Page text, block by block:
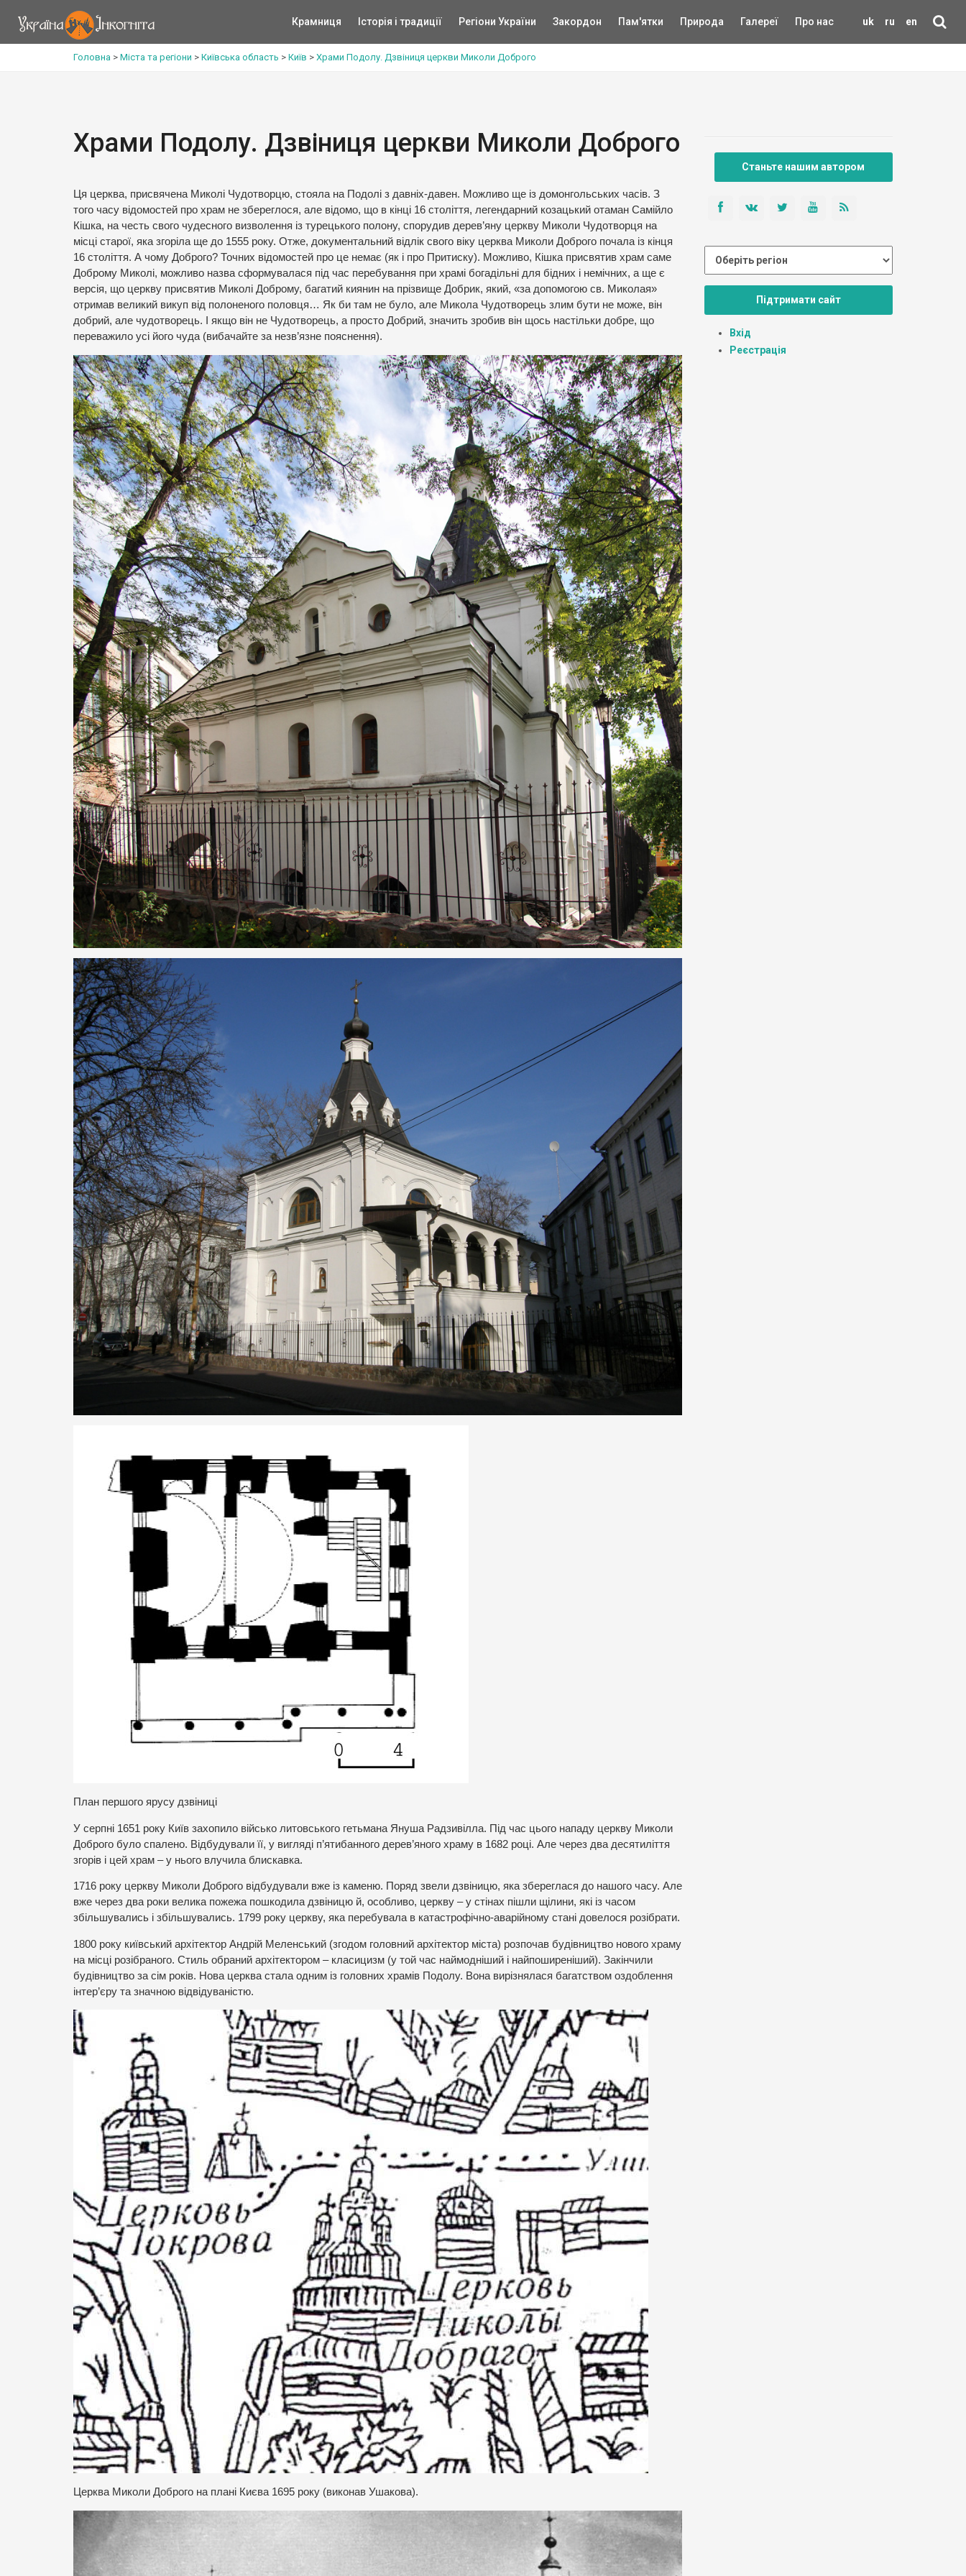
uk ru en
Крамниця Історія і традиції Регіони України Закордон Пам'ятки Природа Галереї Про нас
Головна > Міста та регіони > Київська область > Київ > Храми Подолу. Дзвіниця церкви Миколи Доброго
Храми Подолу. Дзвіниця церкви Миколи Доброго
Ця церква, присвячена Миколі Чудотворцю, стояла на Подолі з давніх-давен. Можливо ще із домонгольських часів. З
того часу відомостей про храм не збереглося, але відомо, що в кінці 16 століття, легендарний козацький отаман Самійло
Кішка, на честь свого чудесного визволення із турецького полону, спорудив дерев’яну церкву Миколи Чудотворця на
місці старої, яка згоріла ще до 1555 року. Отже, документальний відлік свого віку церква Миколи Доброго почала із кінця
16 століття. А чому Доброго? Точних відомостей про це немає (як і про Притиску). Можливо, Кішка присвятив храм саме
Доброму Миколі, можливо назва сформувалася під час перебування при храмі богадільні для бідних і немічних, а ще є
версія, що церкву присвятив Миколі Доброму, багатий киянин на прізвище Добрик, який, «за допомогою св. Миколая»
отримав великий викуп від полоненого половця… Як би там не було, але Микола Чудотворець злим бути не може, він
добрий, але чудотворець. І якщо він не Чудотворець, а просто Добрий, значить зробив він щось настільки добре, що
переважило усі його чуда (вибачайте за незв’язне пояснення).
План першого ярусу дзвіниці
У серпні 1651 року Київ захопило військо литовського гетьмана Януша Радзивілла. Під час цього нападу церкву Миколи
Доброго було спалено. Відбудували її, у вигляді п’ятибанного дерев’яного храму в 1682 році. Але через два десятиліття
згорів і цей храм – у нього влучила блискавка.
1716 року церкву Миколи Доброго відбудували вже із каменю. Поряд звели дзвіницю, яка збереглася до нашого часу. Але
вже через два роки велика пожежа пошкодила дзвіницю й, особливо, церкву – у стінах пішли щілини, які із часом
збільшувались і збільшувались. 1799 року церкву, яка перебувала в катастрофічно-аварійному стані довелося розібрати.
1800 року київський архітектор Андрій Меленський (згодом головний архітектор міста) розпочав будівництво нового храму
на місці розібраного. Стиль обраний архітектором – класицизм (у той час наймодніший і найпоширеніший). Закінчили
будівництво за сім років. Нова церква стала одним із головних храмів Подолу. Вона вирізнялася багатством оздоблення
інтер’єру та значною відвідуваністю.
Церква Миколи Доброго на плані Києва 1695 року (виконав Ушакова).
Станьте нашим автором
Підтримати сайт
Вхід
Реєстрація